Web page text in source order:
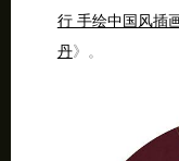
行 手绘中国风插
丹》。